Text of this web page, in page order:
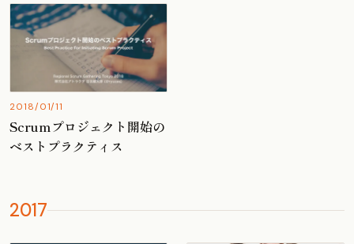
2018/01/11
Scrumプロジェクト開始の
ベストプラクティス
2017